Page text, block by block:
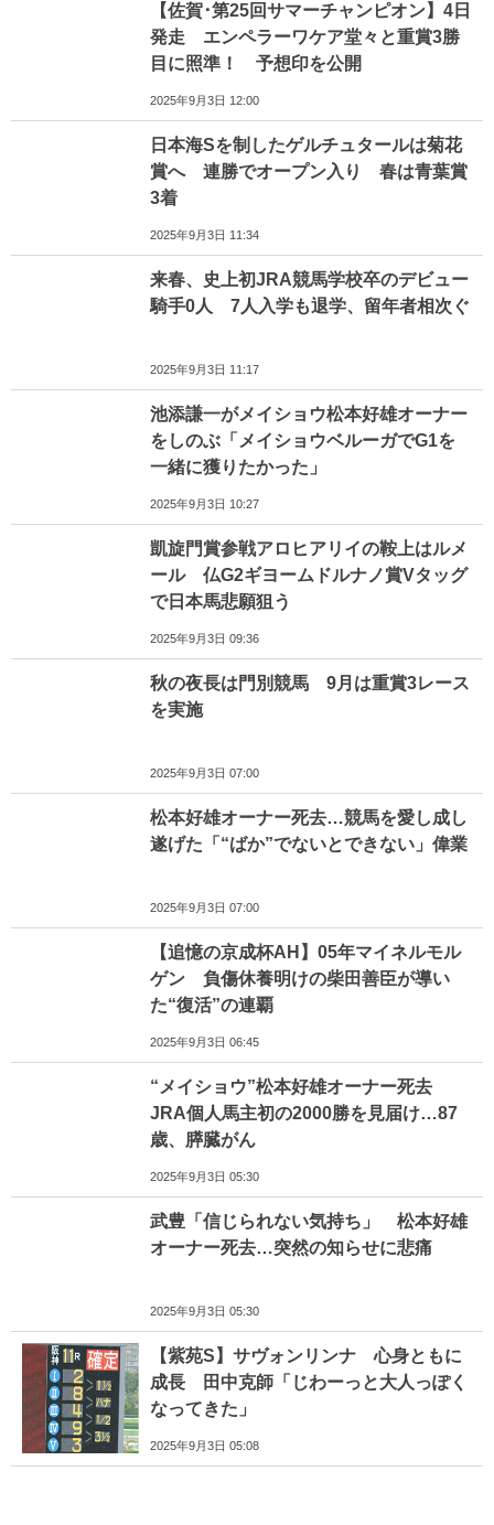
【佐賀･第25回サマーチャンピオン】4日
発走 エンペラーワケア堂々と重賞3勝
目に照準！ 予想印を公開
2025年9月3日 12:00
日本海Sを制したゲルチュタールは菊花
賞へ 連勝でオープン入り 春は青葉賞
3着
2025年9月3日 11:34
来春、史上初JRA競馬学校卒のデビュー
騎手0人 7人入学も退学、留年者相次ぐ
2025年9月3日 11:17
池添謙一がメイショウ松本好雄オーナー
をしのぶ「メイショウベルーガでG1を
一緒に獲りたかった」
2025年9月3日 10:27
凱旋門賞参戦アロヒアリイの鞍上はルメ
ール 仏G2ギヨームドルナノ賞Vタッグ
で日本馬悲願狙う
2025年9月3日 09:36
秋の夜長は門別競馬 9月は重賞3レース
を実施
2025年9月3日 07:00
松本好雄オーナー死去…競馬を愛し成し
遂げた「“ばか”でないとできない」偉業
2025年9月3日 07:00
【追憶の京成杯AH】05年マイネルモル
ゲン 負傷休養明けの柴田善臣が導い
た“復活”の連覇
2025年9月3日 06:45
“メイショウ”松本好雄オーナー死去
JRA個人馬主初の2000勝を見届け…87
歳、膵臓がん
2025年9月3日 05:30
武豊「信じられない気持ち」 松本好雄
オーナー死去…突然の知らせに悲痛
2025年9月3日 05:30
【紫苑S】サヴォンリンナ 心身ともに
成長 田中克師「じわーっと大人っぽく
なってきた」
2025年9月3日 05:08